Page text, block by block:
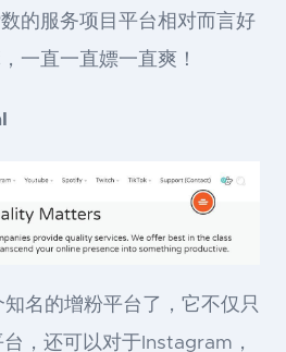
的服务项目平台相对而言好
一直一直嫖一直爽！
名的增粉平台了，它不仅只
，还可以对于Instagram，